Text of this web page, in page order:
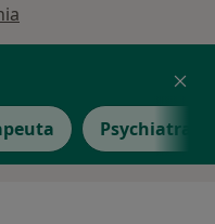
Psychiatra